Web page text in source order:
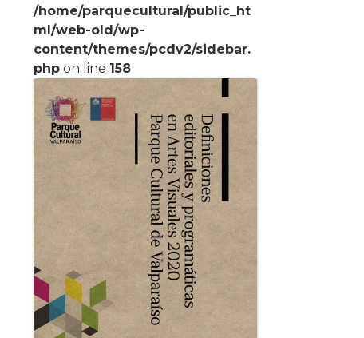
/home/parquecultural/public_ht
ml/web-old/wp-
content/themes/pcdv2/sidebar.
php on line 158